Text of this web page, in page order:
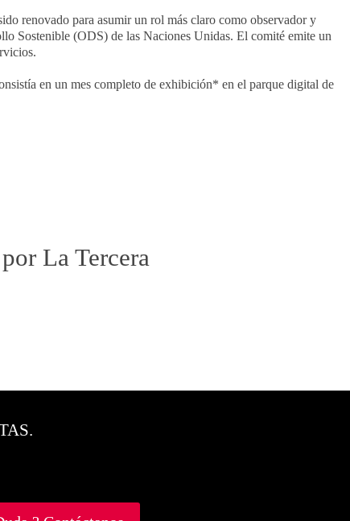
renovado para asumir un rol más claro como observador y
Sostenible (ODS) de las Naciones Unidas. El comité emite un
en un mes completo de exhibición* en el parque digital de
La Tercera